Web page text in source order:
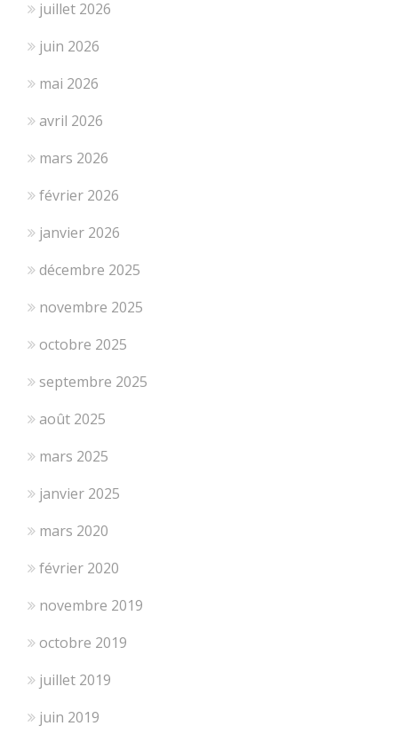
juillet 2026
juin 2026
mai 2026
avril 2026
mars 2026
février 2026
janvier 2026
décembre 2025
novembre 2025
octobre 2025
septembre 2025
août 2025
mars 2025
janvier 2025
mars 2020
février 2020
novembre 2019
octobre 2019
juillet 2019
juin 2019